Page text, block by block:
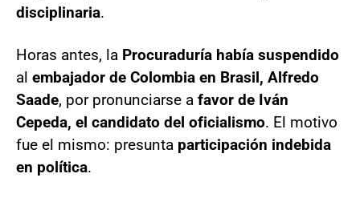
disciplinaria.
Horas antes, la Procuraduría había suspendido
al embajador de Colombia en Brasil, Alfredo
Saade, por pronunciarse a favor de Iván
Cepeda, el candidato del oficialismo. El motivo
fue el mismo: presunta participación indebida
en política.